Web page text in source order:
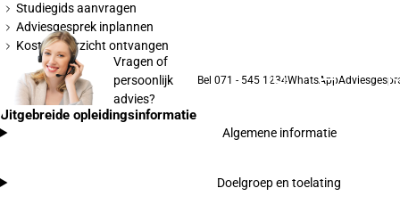
Studiegids aanvragen
Adviesgesprek inplannen
Kostenoverzicht ontvangen
Vragen of
persoonlijk
advies?
Bel 071 - 545 1234WhatsApp
Uitgebreide opleidingsinformatie
Algemene informatie
Doelgroep en toelating